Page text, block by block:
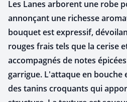
Les Lanes arborent une robe
annonçant une richesse
bouquet est expressif,
rouges frais tels que la cerise
accompagnés de notes
garrigue. L'attaque en bouche
des tanins croquants qui